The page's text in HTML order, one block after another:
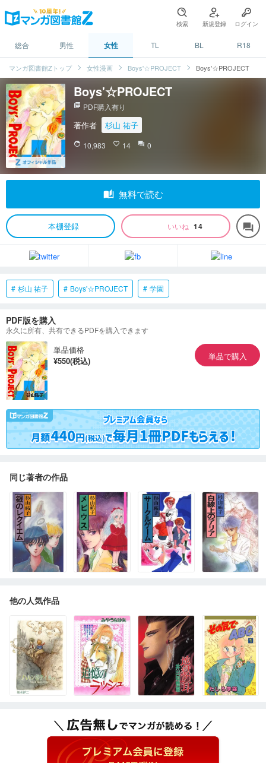
検索 新規登録 ログイン
総合 男性 女性 TL BL R18
マンガ図書館Zトップ 女性漫画 Boys'☆PROJECT Boys'☆PROJECT
Boys'☆PROJECT
picture_as_pdf PDF購入有り
著作者 杉山 祐子
face 10,983 favorite_border 14 question_answer 0
auto_stories 無料で読む
本棚登録 いいね 14 forum
杉山 祐子 Boys'☆PROJECT 学園
PDF版を購入
永久に所有、共有できるPDFを購入できます
単品価格
¥550(税込)
単品で購入
同じ著者の作品
他の人気作品